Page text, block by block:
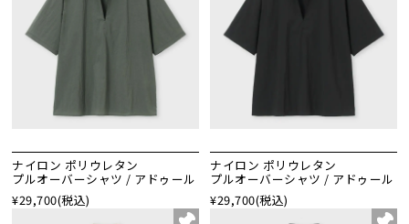
ナイロン ポリウレタン
プルオーバーシャツ / アドゥール
¥29,700(税込)
ナイロン ポリウレタン
プルオーバーシャツ / アドゥール
¥29,700(税込)